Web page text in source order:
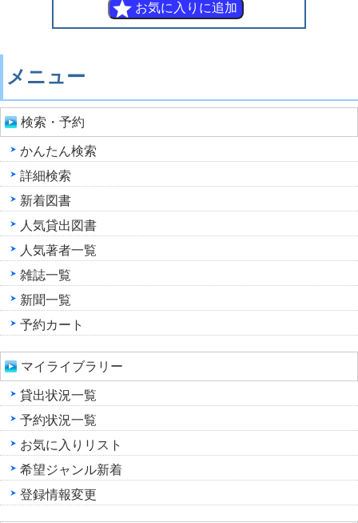
メニュー
検索・予約
かんたん検索
詳細検索
新着図書
人気貸出図書
人気著者一覧
雑誌一覧
新聞一覧
予約カート
マイライブラリー
貸出状況一覧
予約状況一覧
お気に入りリスト
希望ジャンル新着
登録情報変更